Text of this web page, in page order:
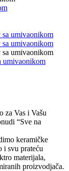
umivaonikom
za Vas i Vašu
“Sve na
keramičke
i svu prateću
materijala,
proizvodjača.